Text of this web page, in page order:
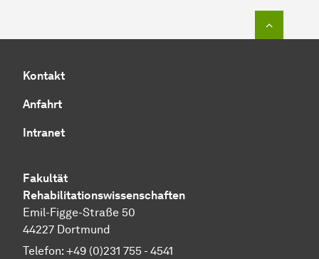
Kontakt
Anfahrt
Intranet
Fakultät
Rehabilitationswissenschaften
Emil-Figge-Straße 50
44227 Dortmund
Telefon: +49 (0)231 755 - 4541